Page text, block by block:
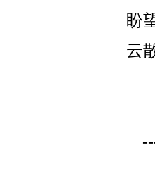
盼
云